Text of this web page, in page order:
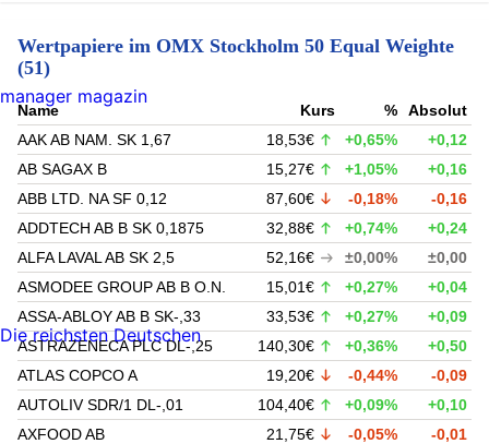
Wertpapiere im OMX Stockholm 50 Equal Weighte
(51)
Name Kurs %
Absolut
AAK AB NAM. SK 1,67
18,53€ +0,65%
+0,12
AB SAGAX B
15,27€ +1,05%
+0,16
ABB LTD. NA SF 0,12
87,60€ -0,18%
-0,16
ADDTECH AB B SK 0,1875
32,88€ +0,74%
+0,24
ALFA LAVAL AB SK 2,5
52,16€ ±0,00%
±0,00
ASMODEE GROUP AB B O.N.
15,01€ +0,27%
+0,04
ASSA-ABLOY AB B SK-,33
33,53€ +0,27%
+0,09
ASTRAZENECA PLC DL-,25
140,30€ +0,36%
+0,50
ATLAS COPCO A
19,20€ -0,44%
-0,09
AUTOLIV SDR/1 DL-,01
104,40€ +0,09%
+0,10
AXFOOD AB
21,75€ -0,05%
-0,01
manager magazin
Die reichsten Deutschen